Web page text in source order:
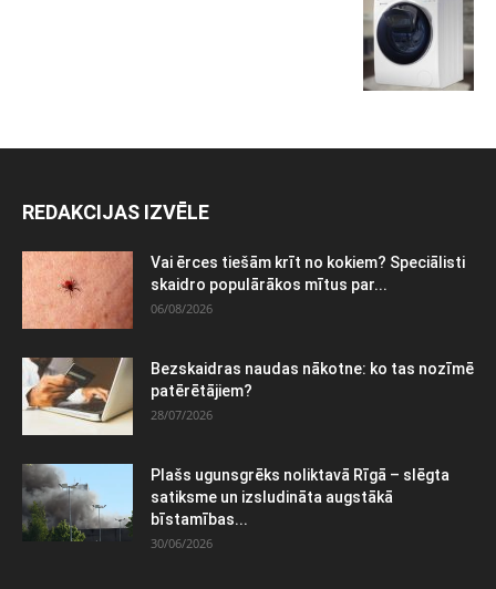
REDAKCIJAS IZVĒLE
Vai ērces tiešām krīt no kokiem? Speciālisti
skaidro populārākos mītus par...
06/08/2026
Bezskaidras naudas nākotne: ko tas nozīmē
patērētājiem?
28/07/2026
Plašs ugunsgrēks noliktavā Rīgā – slēgta
satiksme un izsludināta augstākā
bīstamības...
30/06/2026